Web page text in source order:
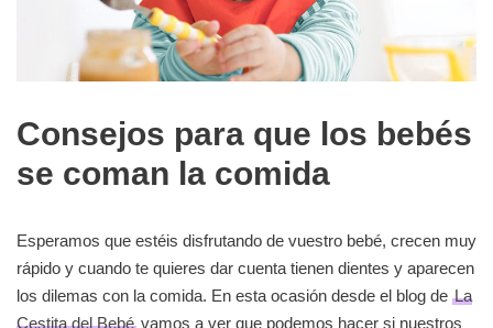
Consejos para que los bebés
se coman la comida
Esperamos que estéis disfrutando de vuestro bebé, crecen muy
rápido y cuando te quieres dar cuenta tienen dientes y aparecen
los dilemas con la comida. En esta ocasión desde el blog de La
Cestita del Bebé vamos a ver que podemos hacer si nuestros